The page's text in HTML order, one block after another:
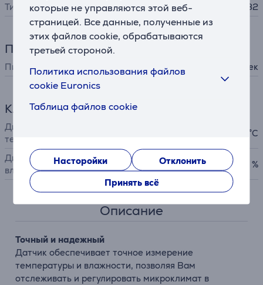
которые не управляются этой веб-
страницей. Все данные, полученные из
этих файлов cookie, обрабатываются
третьей стороной.
Политика использования файлов
cookie Euronics
Таблица файлов cookie
Насторойки
Отклонить
Принять всё
Тип батареек CR2032
Питание
Питание от батареек
Климатическая техника
Диапазон измерения
температуры (в помещении)
от -20 до 50 °C
Диапазон измерения
влажности (в помещении)
от 0 до 100 %
Описание
Точный и надежный
Датчик обеспечивает точное измерение
температуры и влажности, позволяя Вам
отслеживать и регулировать микроклимат в